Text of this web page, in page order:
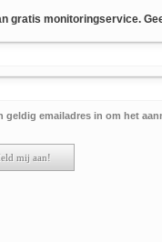
gratis monitoringservice.
geldig emailadres in om het